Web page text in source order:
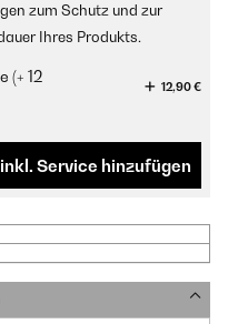
zum Schutz und zur
Ihres Produkts.
(+ 12
12,90 €
Service hinzufügen